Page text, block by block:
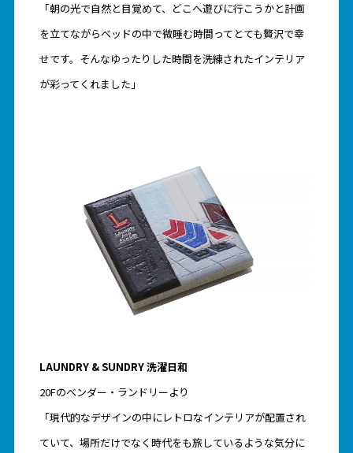
「朝の光で自然と目覚めて、どこへ遊びに行こうかと計画
を立てながらベッドの中で微睡む時間ってとても贅沢で幸
せです。そんなゆったりした時間を洗練されたインテリア
が彩ってくれました」
LAUNDRY & SUNDRY 洗濯日和
20Fのベンダー・ランドリーより
「現代的なデザインの中にレトロなインテリアが配置され
ていて、場所だけでなく時代をも旅しているような気分に